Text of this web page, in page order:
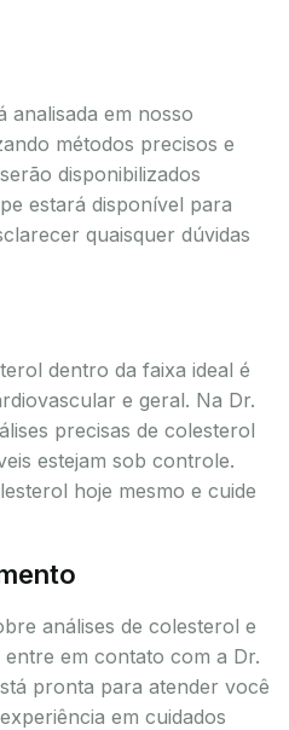
analisada em nosso
métodos precisos e
disponibilizados
estará disponível para
quaisquer dúvidas
dentro da faixa ideal é
e geral. Na Dr.
precisas de colesterol
estejam sob controle.
hoje mesmo e cuide
análises de colesterol e
em contato com a Dr.
pronta para atender você
em cuidados